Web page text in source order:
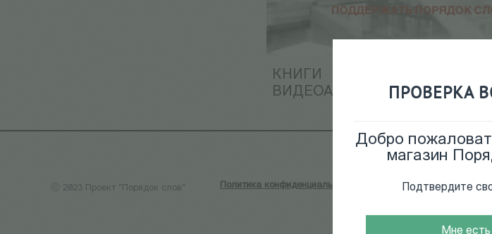
ПРОВЕРКА
Добро
магазин
Подтвердите
Мне есть
КНИГИ
ВИДЕОАРХИВ
ⓒ 2023 Проект "Порядок слов" Политика конфиденциальности